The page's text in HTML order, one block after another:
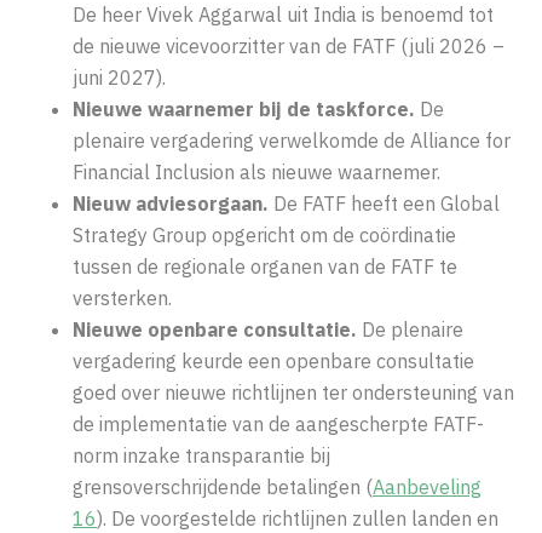
De heer Vivek Aggarwal uit India is benoemd tot
de nieuwe vicevoorzitter van de FATF (juli 2026 –
juni 2027).
Nieuwe waarnemer bij de taskforce. De
plenaire vergadering verwelkomde de Alliance for
Financial Inclusion als nieuwe waarnemer.
Nieuw adviesorgaan. De FATF heeft een Global
Strategy Group opgericht om de coördinatie
tussen de regionale organen van de FATF te
versterken.
Nieuwe openbare consultatie. De plenaire
vergadering keurde een openbare consultatie
goed over nieuwe richtlijnen ter ondersteuning van
de implementatie van de aangescherpte FATF-
norm inzake transparantie bij
grensoverschrijdende betalingen (Aanbeveling
16). De voorgestelde richtlijnen zullen landen en